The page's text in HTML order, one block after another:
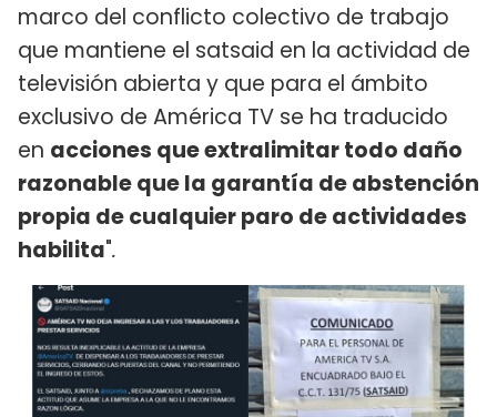
marco del conflicto colectivo de trabajo
que mantiene el satsaid en la actividad de
televisión abierta y que para el ámbito
exclusivo de América TV se ha traducido
en acciones que extralimitar todo daño
razonable que la garantía de abstención
propia de cualquier paro de actividades
habilita".